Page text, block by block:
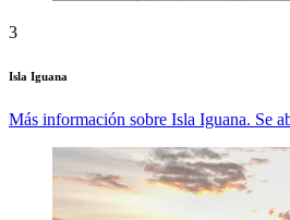
3
Isla Iguana
Más información sobre Isla Iguana. Se